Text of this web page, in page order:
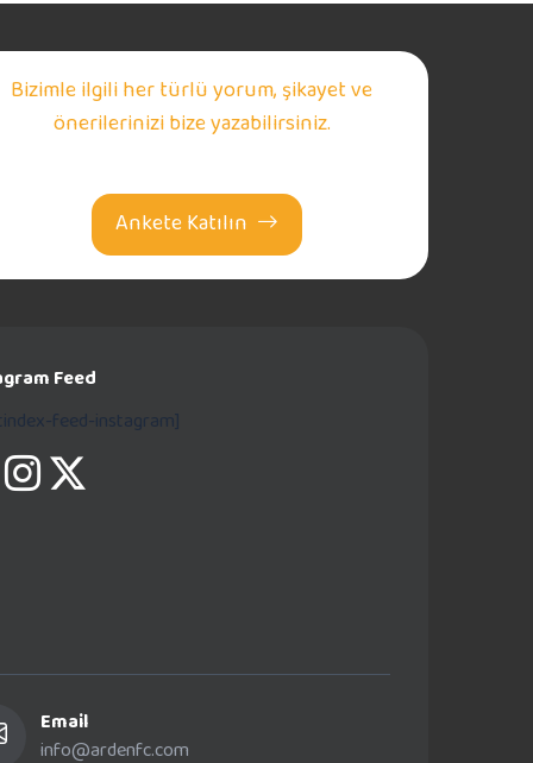
Bizimle ilgili her türlü yorum, şikayet ve
önerilerinizi bize yazabilirsiniz.
Ankete Katılın
Feed
feed-instagram]
Email
info@ardenfc.com